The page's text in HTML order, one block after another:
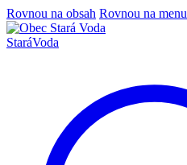
Rovnou na obsah Rovnou na menu
StaráVoda